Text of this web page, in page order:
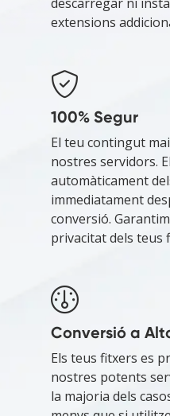
extensions
100% Segur
El teu contingut
nostres servidors.
automàticament
immediatament
conversió.
privacitat dels teus
Conversió a
Els teus fitxers es
nostres potents
la majoria dels